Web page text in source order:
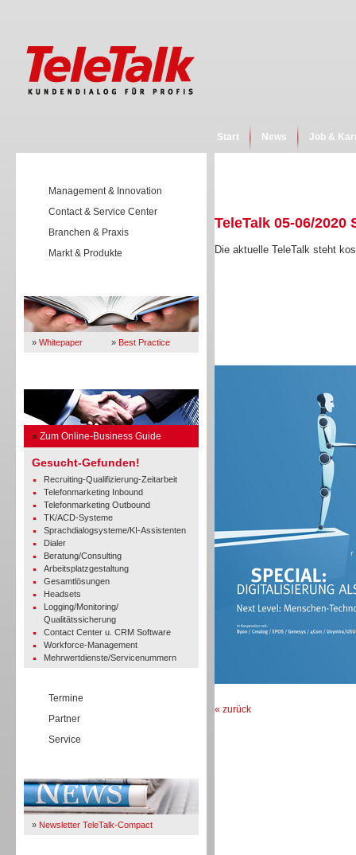
Start News Job &
Management & Innovation
Contact & Service Center
Branchen & Praxis
Markt & Produkte
» Whitepaper » Best Practice
» Zum Online-Business Guide
Gesucht-Gefunden!
Recruiting-Qualifizierung-Zeitarbeit
Telefonmarketing Inbound
Telefonmarketing Outbound
TK/ACD-Systeme
Sprachdialogsysteme/KI-Assistenten
Dialer
Beratung/Consulting
Arbeitsplatzgestaltung
Gesamtlösungen
Headsets
Logging/Monitoring/
Qualitätssicherung
Contact Center u. CRM Software
Workforce-Management
Mehrwertdienste/Servicenummern
Termine
Partner
Service
» Newsletter TeleTalk-Compact
TeleTalk 05-06/2020
Die aktuelle TeleTalk steht
« zurück